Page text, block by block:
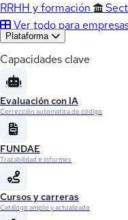
RRHH y formación
Ver todo para
Plataforma
Capacidades clave
Evaluación con IA
Corrección automática de código
FUNDAE
Trazabilidad e informes
Cursos y carreras
Catálogo amplio y actualizado